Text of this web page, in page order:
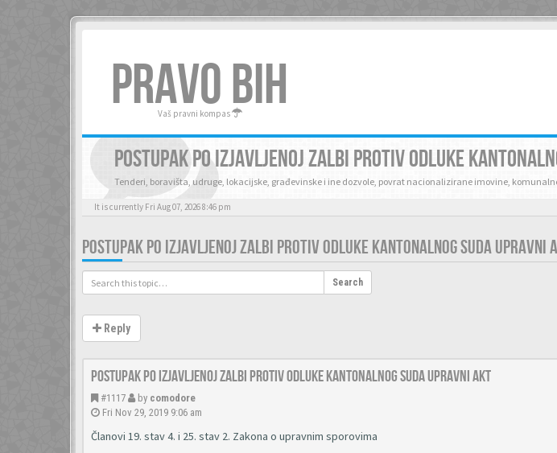
PRAVO BIH
Vaš pravni kompas
POSTUPAK PO IZJAVLJENOJ ZALBI PROTIV ODLUKE
Tenderi, boravišta, udruge, lokacijske, građevinske i ine dozvole, povrat nacionalizirane imovine,
It is currently Fri Aug 07, 2026 8:46 pm
POSTUPAK PO IZJAVLJENOJ ZALBI PROTIV ODLUKE KANTONALNOG SUDA UPRAVNI
Search
Reply
Postupak po izjavljenoj zalbi protiv odluke Kantonalnog suda upravni akt
#1117 by comodore
Fri Nov 29, 2019 9:06 am
Članovi 19. stav 4. i 25. stav 2. Zakona o upravnim sporovima